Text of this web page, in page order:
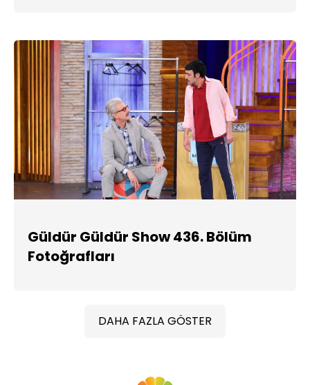
Güldür Güldür Show 436. Bölüm
Fotoğrafları
DAHA FAZLA GÖSTER